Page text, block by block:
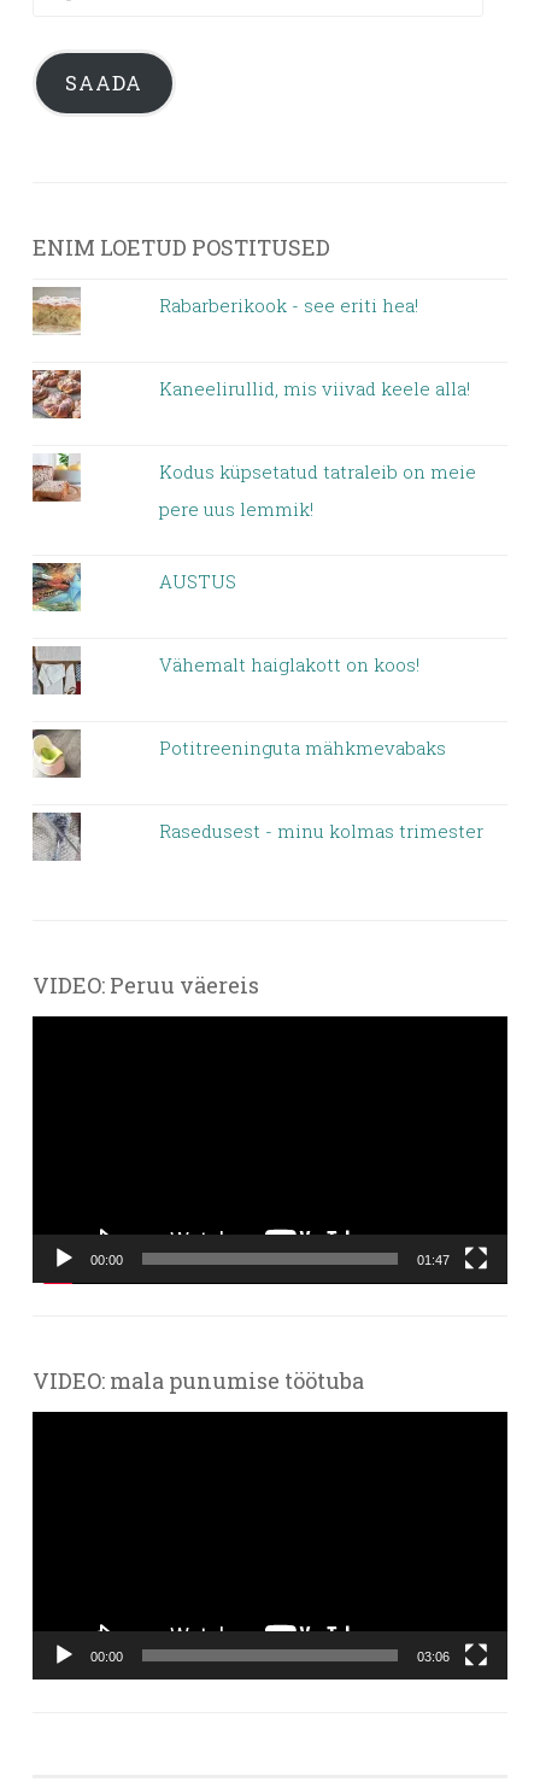
aadress
SAADA
ENIM LOETUD POSTITUSED
Rabarberikook - see eriti hea!
Kaneelirullid, mis viivad keele alla!
Kodus küpsetatud tatraleib on meie
pere uus lemmik!
AUSTUS
Vähemalt haiglakott on koos!
Potitreeninguta mähkmevabaks
Rasedusest - minu kolmas trimester
VIDEO: Peruu väereis
00:00 01:47
VIDEO: mala punumise töötuba
00:00 03:06